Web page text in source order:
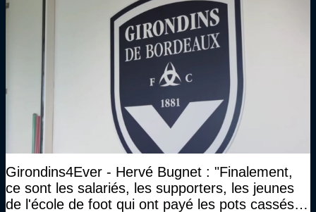
Girondins4Ever - Hervé Bugnet : "Finalement,
ce sont les salariés, les supporters, les jeunes
de l'école de foot qui ont payé les pots cassés